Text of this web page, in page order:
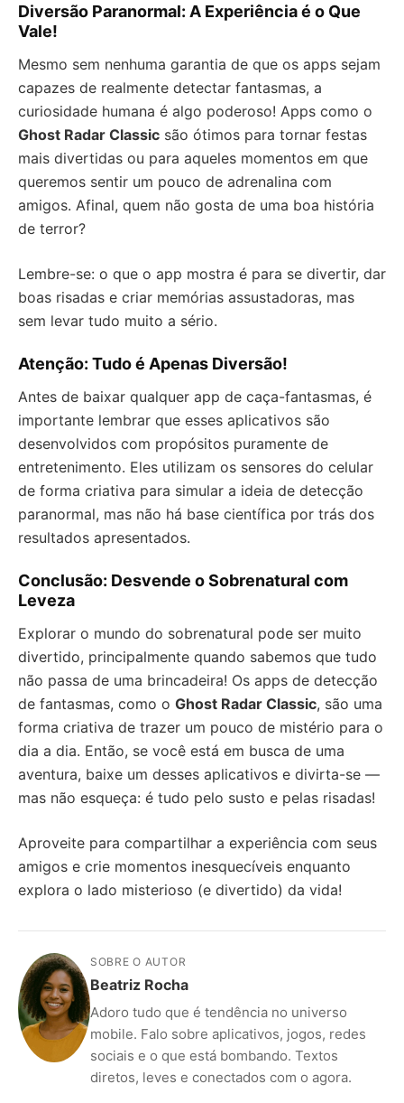
Diversão Paranormal: A Experiência é o Que
Vale!
Mesmo sem nenhuma garantia de que os apps sejam
capazes de realmente detectar fantasmas, a
curiosidade humana é algo poderoso! Apps como o
Ghost Radar Classic são ótimos para tornar festas
mais divertidas ou para aqueles momentos em que
queremos sentir um pouco de adrenalina com
amigos. Afinal, quem não gosta de uma boa história
de terror?
Lembre-se: o que o app mostra é para se divertir, dar
boas risadas e criar memórias assustadoras, mas
sem levar tudo muito a sério.
Atenção: Tudo é Apenas Diversão!
Antes de baixar qualquer app de caça-fantasmas, é
importante lembrar que esses aplicativos são
desenvolvidos com propósitos puramente de
entretenimento. Eles utilizam os sensores do celular
de forma criativa para simular a ideia de detecção
paranormal, mas não há base científica por trás dos
resultados apresentados.
Conclusão: Desvende o Sobrenatural com
Leveza
Explorar o mundo do sobrenatural pode ser muito
divertido, principalmente quando sabemos que tudo
não passa de uma brincadeira! Os apps de detecção
de fantasmas, como o Ghost Radar Classic, são uma
forma criativa de trazer um pouco de mistério para o
dia a dia. Então, se você está em busca de uma
aventura, baixe um desses aplicativos e divirta-se —
mas não esqueça: é tudo pelo susto e pelas risadas!
Aproveite para compartilhar a experiência com seus
amigos e crie momentos inesquecíveis enquanto
explora o lado misterioso (e divertido) da vida!
SOBRE O AUTOR
Beatriz Rocha
Adoro tudo que é tendência no universo
mobile. Falo sobre aplicativos, jogos, redes
sociais e o que está bombando. Textos
diretos, leves e conectados com o agora.